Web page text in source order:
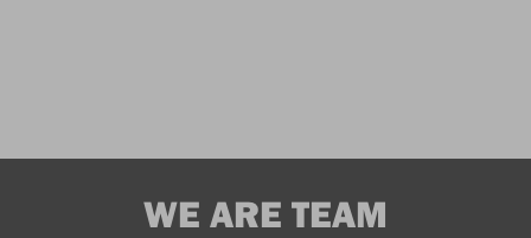
WE ARE TEAM